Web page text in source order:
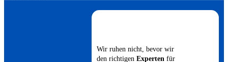
Wir ruhen nicht, bevor wir
den richtigen Experten für